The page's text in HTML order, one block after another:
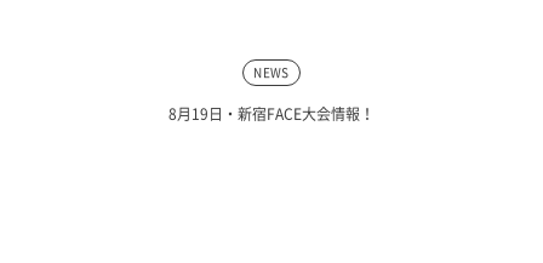
NEWS
8月19日・新宿FACE大会情報！